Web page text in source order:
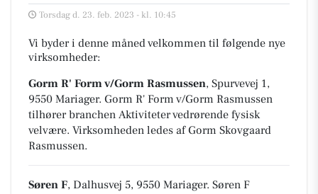
Torsdag d. 23. feb. 2023 - kl. 10:45
Vi byder i denne måned velkommen til følgende nye
virksomheder:
Gorm R' Form v/Gorm Rasmussen, Spurvevej 1,
9550 Mariager. Gorm R' Form v/Gorm Rasmussen
tilhører branchen Aktiviteter vedrørende fysisk
velvære. Virksomheden ledes af Gorm Skovgaard
Rasmussen.
Søren F, Dalhusvej 5, 9550 Mariager. Søren F